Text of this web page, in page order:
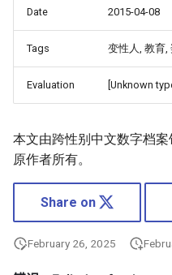
Date 2015-04-08
Tags 变性人, 教育,
Evaluation [Unknown
本文由跨性别中文数字档
原作者所有。
Share on
February 26, 2025